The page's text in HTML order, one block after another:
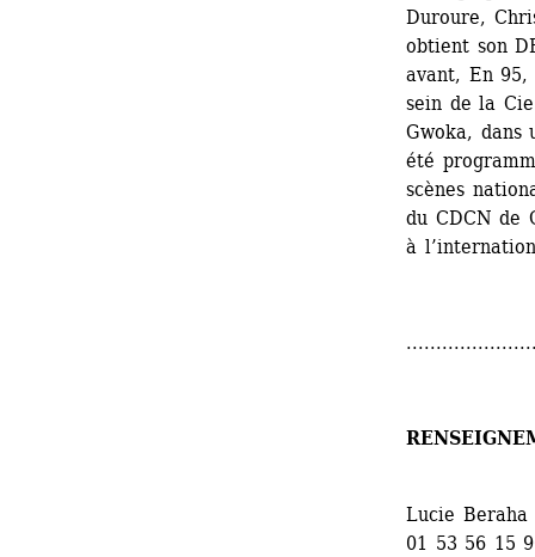
Duroure,
obtient son
avant, En 95,
sein de la
Gwoka, dans
été
scènes
du CDCN de
à
Lucie
01 53 56 15